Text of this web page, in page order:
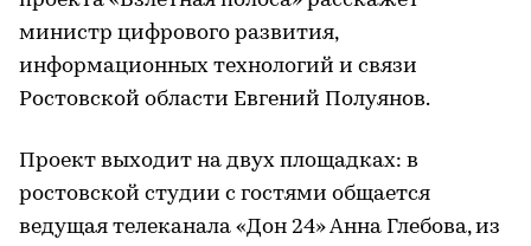
министр цифрового развития,
информационных технологий и связи
Ростовской области Евгений Полуянов.
Проект выходит на двух площадках: в
ростовской студии с гостями общается
ведущая телеканала «Дон 24» Анна Глебова, из